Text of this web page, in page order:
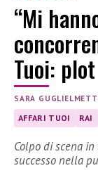
“Mi
Tuoi:
SARA
AFFARI TUOI RAI
Colpo di scena in
successo nella